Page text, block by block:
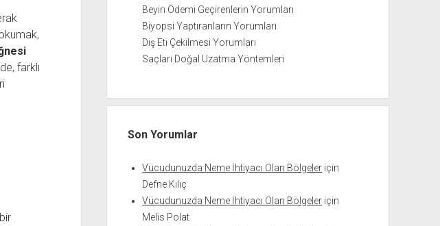
farklı
Beyin Ödemi Geçirenlerin Yorumları
Biyopsi Yaptıranların Yorumları
Diş Eti Çekilmesi Yorumları
Saçları Doğal Uzatma Yöntemleri
Son Yorumlar
Vücudunuzda Neme İhtiyacı Olan Bölgeler için
Defne Kılıç
Vücudunuzda Neme İhtiyacı Olan Bölgeler için
Melis Polat